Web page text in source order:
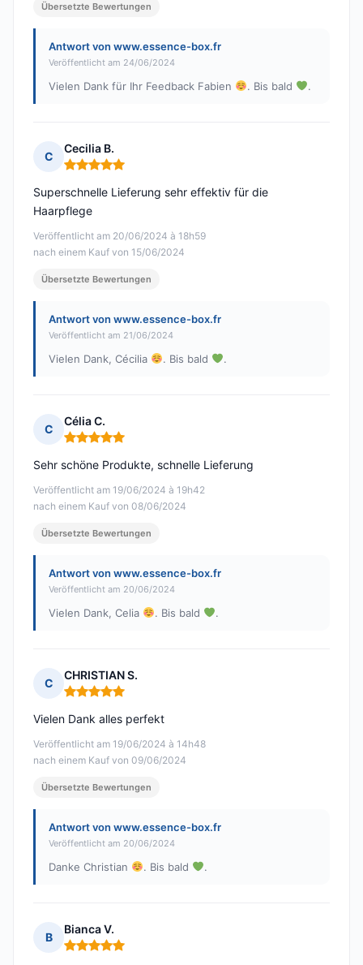
Übersetzte Bewertungen
Antwort von www.essence-box.fr
Veröffentlicht am 24/06/2024
Vielen Dank für Ihr Feedback Fabien . Bis bald .
C
Cecilia B.
Hinweis: 5 von 5
Veröffentlicht am 20/06/2024 à 18h59
nach einem Kauf von 15/06/2024
Superschnelle Lieferung sehr effektiv für die
Haarpflege
Übersetzte Bewertungen
Antwort von www.essence-box.fr
Veröffentlicht am 21/06/2024
Vielen Dank, Cécilia . Bis bald .
C
Célia C.
Hinweis: 5 von 5
Veröffentlicht am 19/06/2024 à 19h42
nach einem Kauf von 08/06/2024
Sehr schöne Produkte, schnelle Lieferung
Übersetzte Bewertungen
Antwort von www.essence-box.fr
Veröffentlicht am 20/06/2024
Vielen Dank, Celia . Bis bald .
C
CHRISTIAN S.
Hinweis: 5 von 5
Veröffentlicht am 19/06/2024 à 14h48
nach einem Kauf von 09/06/2024
Vielen Dank alles perfekt
Übersetzte Bewertungen
Antwort von www.essence-box.fr
Veröffentlicht am 20/06/2024
Danke Christian . Bis bald .
B
Bianca V.
Hinweis: 5 von 5